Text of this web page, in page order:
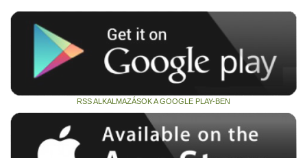
RSS ALKALMAZÁSOK A GOOGLE PLAY-BEN